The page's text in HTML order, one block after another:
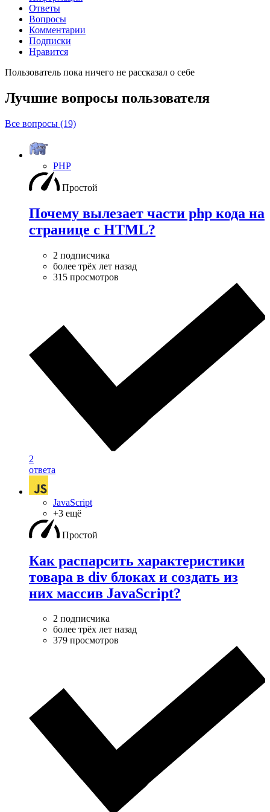
Ответы
Вопросы
Комментарии
Подписки
Нравится
Пользователь пока ничего не рассказал о себе
Лучшие вопросы пользователя
Все вопросы (19)
PHP
Простой
Почему вылезает части php кода на
странице с HTML?
2 подписчика
более трёх лет назад
315 просмотров
2
ответа
JavaScript
+3 ещё
Простой
Как распарсить характеристики
товара в div блоках и создать из
них массив JavaScript?
2 подписчика
более трёх лет назад
379 просмотров